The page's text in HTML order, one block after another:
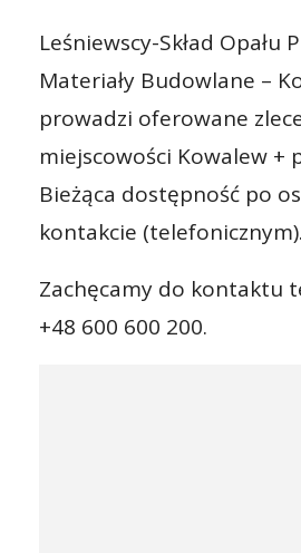
Leśniewscy-Skład Opału
Materiały Budowlane –
prowadzi oferowane
miejscowości Kowalew +
Bieżąca dostępność po
kontakcie (telefonicznym).
Zachęcamy do kontaktu
+48 600 600 200.